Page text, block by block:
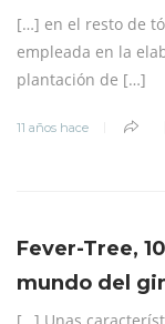
[…] en el resto de
empleada en la
plantación de […]
11 años hace
Fever-Tree,
mundo del